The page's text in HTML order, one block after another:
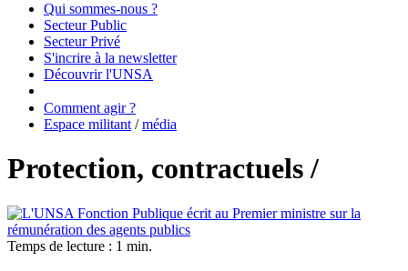
Qui sommes-nous ?
Secteur Public
Secteur Privé
S'incrire à la newsletter
Découvrir l'UNSA
Comment agir ?
Espace militant /média
Protection, contractuels /
Temps de lecture : 1 min.